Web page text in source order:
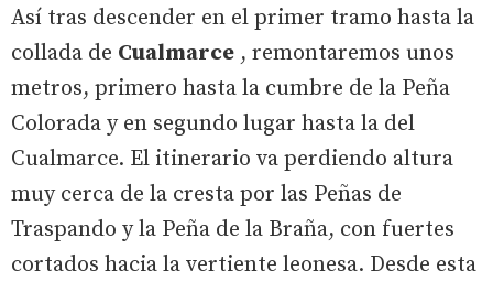
Así tras descender en el primer tramo hasta la
collada de Cualmarce , remontaremos unos
metros, primero hasta la cumbre de la Peña
Colorada y en segundo lugar hasta la del
Cualmarce. El itinerario va perdiendo altura
muy cerca de la cresta por las Peñas de
Traspando y la Peña de la Braña, con fuertes
cortados hacia la vertiente leonesa. Desde esta